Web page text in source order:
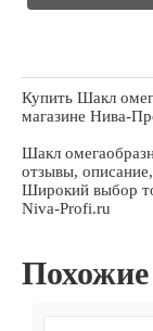
Купить Шакл
магазине Нива-
Шакл
отзывы,
Широкий выбор
Niva-Profi.ru